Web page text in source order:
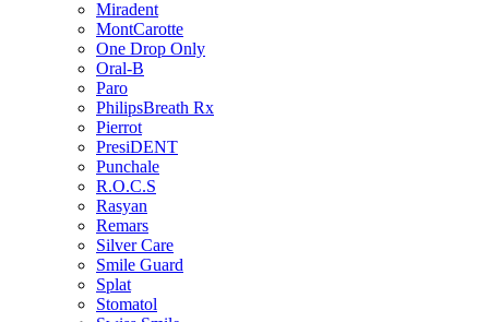
Miradent
MontCarotte
One Drop Only
Oral-B
Paro
PhilipsBreath Rx
Pierrot
PresiDENT
Punchale
R.O.C.S
Rasyan
Remars
Silver Care
Smile Guard
Splat
Stomatol